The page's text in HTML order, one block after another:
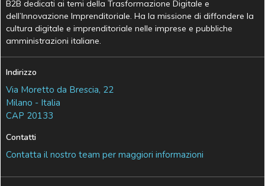
B2B dedicati ai temi della Trasformazione Digitale e
dell’Innovazione Imprenditoriale. Ha la missione di diffondere la
cultura digitale e imprenditoriale nelle imprese e pubbliche
amministrazioni italiane.
Indirizzo
Via Moretto da Brescia, 22
Milano - Italia
CAP 20133
Contatti
Contatta il nostro team per maggiori informazioni